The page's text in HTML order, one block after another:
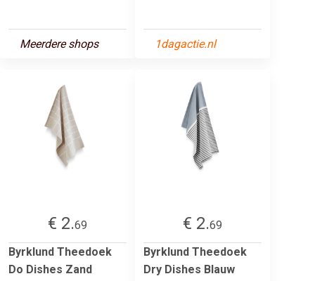
Meerdere shops 1dagactie.nl
€ 2.69
Byrklund Theedoek
Do Dishes Zand
€ 2.69
Byrklund Theedoek
Dry Dishes Blauw